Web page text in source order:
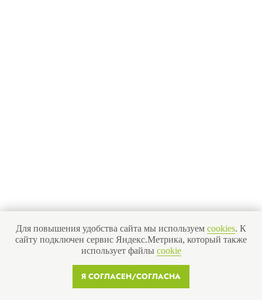
Для повышения удобства сайта мы используем cookies. К
сайту подключен сервис Яндекс.Метрика, который также
использует файлы cookie
Я СОГЛАСЕН/СОГЛАСНА